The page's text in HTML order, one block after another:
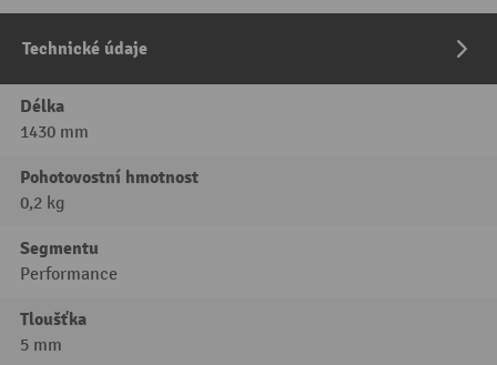
Technické údaje
Délka
1430 mm
Pohotovostní hmotnost
0,2 kg
Segmentu
Performance
Tloušťka
5 mm